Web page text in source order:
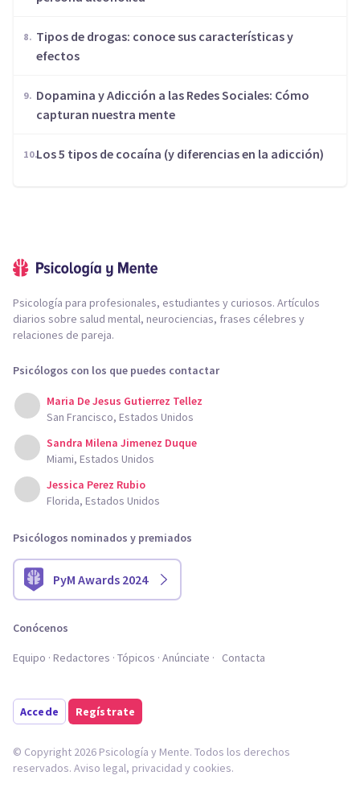
Tipos de drogas: conoce sus características y
efectos
Dopamina y Adicción a las Redes Sociales: Cómo
capturan nuestra mente
Los 5 tipos de cocaína (y diferencias en la adicción)
Psicología para profesionales, estudiantes y curiosos. Artículos
diarios sobre salud mental, neurociencias, frases célebres y
relaciones de pareja.
Psicólogos con los que puedes contactar
Maria De Jesus Gutierrez Tellez
San Francisco, Estados Unidos
Sandra Milena Jimenez Duque
Miami, Estados Unidos
Jessica Perez Rubio
Florida, Estados Unidos
Psicólogos nominados y premiados
PyM Awards 2024
Conócenos
Equipo Redactores Tópicos Anúnciate Contacta
Accede Regístrate
© Copyright 2026 Psicología y Mente. Todos los derechos
reservados. Aviso legal, privacidad y cookies.